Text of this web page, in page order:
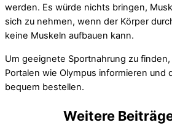
werden. Es würde nichts bringen,
sich zu nehmen, wenn der Körper
keine Muskeln aufbauen kann.
Um geeignete Sportnahrung zu
Portalen wie Olympus informieren und
bequem bestellen.
Weitere